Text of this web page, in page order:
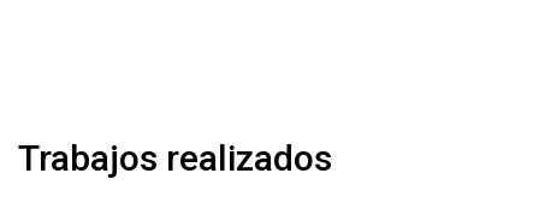
Trabajos realizados